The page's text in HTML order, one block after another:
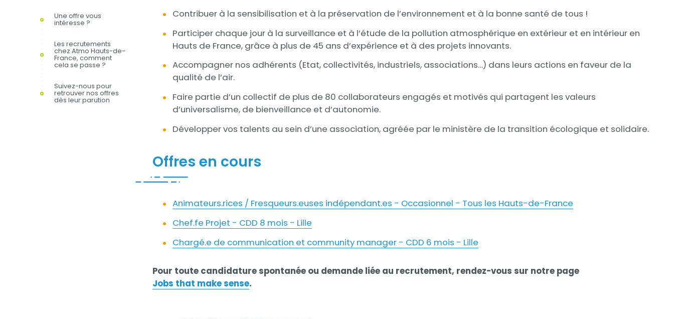
Une offre vous
intéresse ?
Les recrutements
chez Atmo Hauts-de-
France, comment
cela se passe ?
Suivez-nous pour
retrouver nos offres
dès leur parution
Contribuer à la sensibilisation et à la préservation de l’environnement et à la bonne santé de tous !
Participer chaque jour à la surveillance et à l’étude de la pollution atmosphérique en extérieur et en intérieur en
Hauts de France, grâce à plus de 45 ans d’expérience et à des projets innovants.
Accompagner nos adhérents (Etat, collectivités, industriels, associations…) dans leurs actions en faveur de la
qualité de l’air.
Faire partie d’un collectif de plus de 80 collaborateurs engagés et motivés qui partagent les valeurs
d’universalisme, de bienveillance et d’autonomie.
Développer vos talents au sein d’une association, agréée par le ministère de la transition écologique et solidaire.
Offres en cours
Animateurs.rices / Fresqueurs.euses indépendant.es - Occasionnel - Tous les Hauts-de-France
Chef.fe Projet - CDD 8 mois - Lille
Chargé.e de communication et community manager - CDD 6 mois - Lille
Pour toute candidature spontanée ou demande liée au recrutement, rendez-vous sur notre page
Jobs that make sense.